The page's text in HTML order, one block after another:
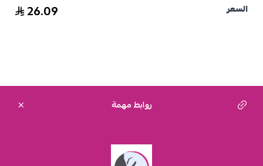
السعر 26.09
روابط مهمة